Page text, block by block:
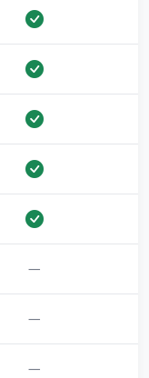
—
—
—